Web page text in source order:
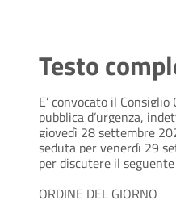
Testo
E’ convocato il
pubblica d’urgenza,
giovedì 28 settembre
seduta per venerdì 29
per discutere il
ORDINE DEL GIORNO